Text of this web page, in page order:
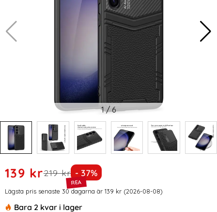
1/6
Handla denna produkt GKK Galaxy S24 Plus Skal Hybrid
rea pris
139 krtidigare pris
219 kr Priset är nedsatt med
- 37%
Prishistorik
Lägsta pris senaste 30 dagarna är 139 kr (2026-08-08)
Bara 2 kvar i lager